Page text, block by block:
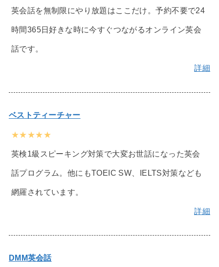
英会話を無制限にやり放題はここだけ。予約不要で24
時間365日好きな時に今すぐつながるオンライン英会
話です。
詳細
ベストティーチャー
★★★★★
英検1級スピーキング対策で大変お世話になった英会
話プログラム。他にもTOEIC SW、IELTS対策なども
網羅されています。
詳細
DMM英会話